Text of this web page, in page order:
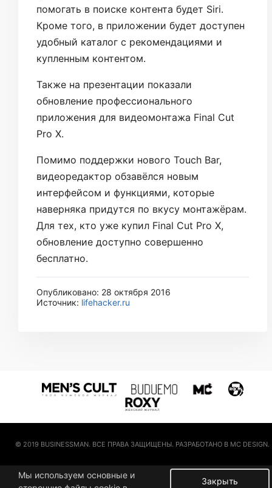
помогать в поиске контента будет Siri.
Кроме того, в приложении будет доступен
удобный каталог с рекомендациями и
купленным контентом.
Также на презентации показали
обновление профессионального
приложения для видеомонтажа Final Cut
Pro X.
Помимо поддержки нового Touch Bar,
видеоредактор обзавёлся новым
интерфейсом и функциями, которые
наверняка придутся по вкусу монтажёрам.
Для тех, кто уже купил Final Cut Pro X,
обновление доступно совершенно
бесплатно.
Опубликовано: 28 октября 2016
Источник: lifehacker.ru
© 2019 BUSINESSMAN. ВСЕ ПРАВА ЗАЩИЩЕНЫ. РАЗРАБОТАНО В MC DESIGN.
Закрыть
Мы используем основные и